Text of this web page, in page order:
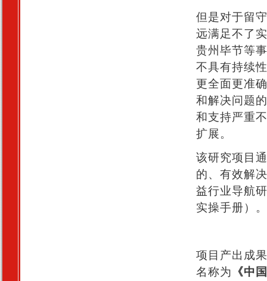
但是对于留
远满足不了
贵州毕节等
不具有持续
更全面更准
和解决问题
和支持严重
扩展。
该研究项目
的、有效解
益行业导航
实操手册）。
项目产出成
名称为 《中